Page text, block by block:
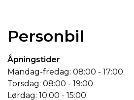
Personbil
Åpningstider
Mandag-fredag: 08:00 - 17:00
Torsdag: 08:00 - 19:00
Lørdag: 10:00 - 15:00